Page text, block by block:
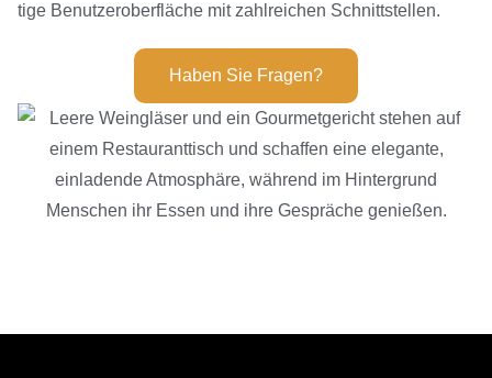
tige Benut­zer­ober­fläche mit zahlrei­chen Schnittstellen.
Haben Sie Fragen?